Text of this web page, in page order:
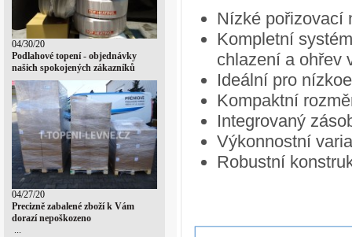
04/30/20
Podlahové topení - objednávky
našich spokojených zákazníků
04/27/20
Precizně zabalené zboží k Vám
dorazí nepoškozeno
...
Nízké pořizovací
Kompletní
chlazení a ohřev
Ideální pro
Kompaktní
Integrovaný
Výkonnostní
Robustní